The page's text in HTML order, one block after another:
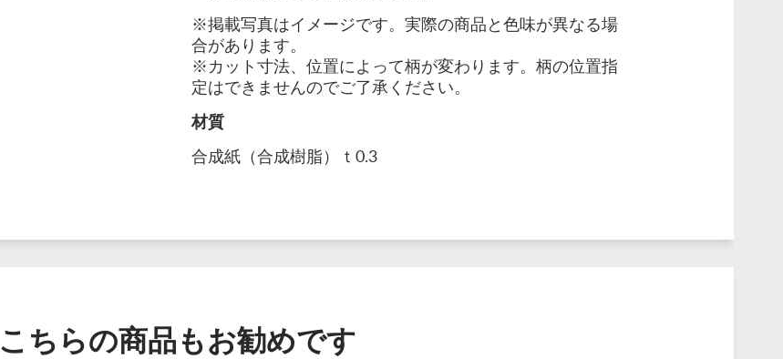
※掲載写真はイメージです。実際の商品と色味が異なる場
合があります。
※カット寸法、位置によって柄が変わります。柄の位置指
定はできませんのでご了承ください。
材質
合成紙（合成樹脂）ｔ0.3
こちらの商品もお勧めです